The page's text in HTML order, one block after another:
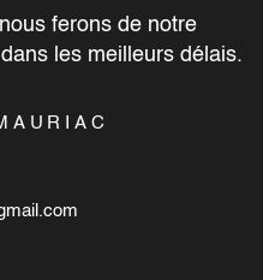
ferons de notre
les meilleurs délais.